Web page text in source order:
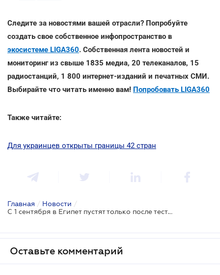
Следите за новостями вашей отрасли? Попробуйте
создать свое собственное инфопространство в
экосистеме LIGA360. Собственная лента новостей и
мониторинг из свыше 1835 медиа, 20 телеканалов, 15
радиостанций, 1 800 интернет-изданий и печатных СМИ.
Выбирайте что читать именно вам! Попробовать LIGA360
Также читайте:
Для украинцев открыты границы 42 стран
Главная / Новости /
С 1 сентября в Египет пустят только после теста на коронавирус
Оставьте комментарий